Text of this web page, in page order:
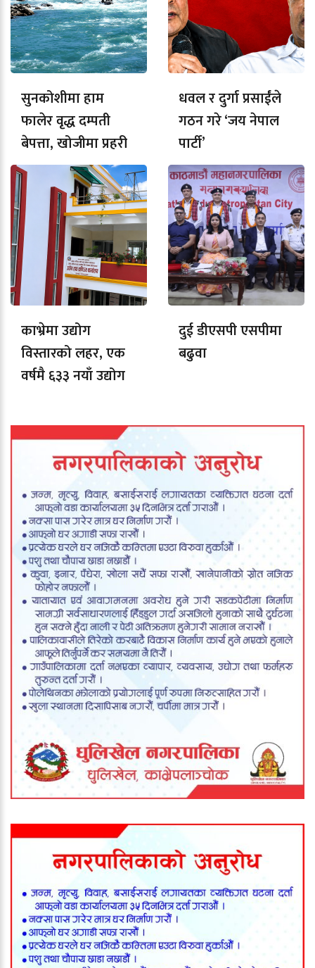
सुनकोशीमा हाम
फालेर वृद्ध दम्पती
बेपत्ता, खोजीमा प्रहरी
धवल र दुर्गा प्रसाईंले
गठन गरे ‘जय नेपाल
पार्टी’
काभ्रेमा उद्योग
विस्तारको लहर, एक
वर्षमै ६३३ नयाँ उद्योग
दुई डीएसपी एसपीमा
बढुवा